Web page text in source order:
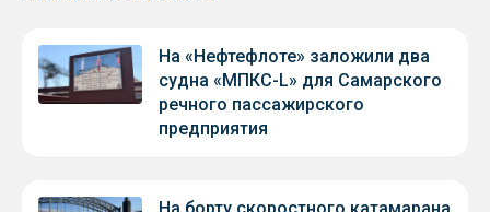
На «Нефтефлоте» заложили два
судна «МПКС-L» для Самарского
речного пассажирского
предприятия